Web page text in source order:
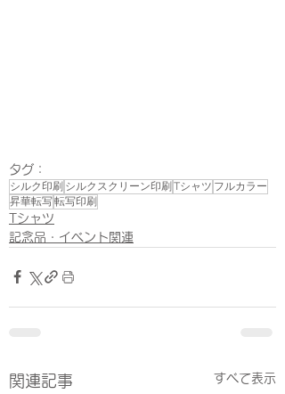
タグ：
シルク印刷 シルクスクリーン印刷 Tシャツ フルカラー
昇華転写転写印刷
Tシャツ
記念品・イベント関連
関連記事 すべて表示